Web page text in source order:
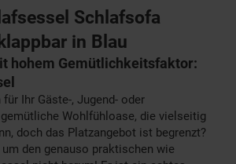
Schlafsofa
in Blau
hohem Gemütlichkeitsfaktor:
Ihr Gäste-, Jugend- oder
Wohlfühloase, die vielseitig
doch das Platzangebot ist begrenzt?
den genauso praktischen wie